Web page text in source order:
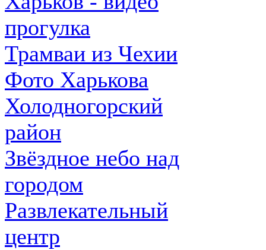
прогулка
Трамваи из Чехии
Фото Харькова
Холодногорский
район
Звёздное небо над
городом
Развлекательный
центр